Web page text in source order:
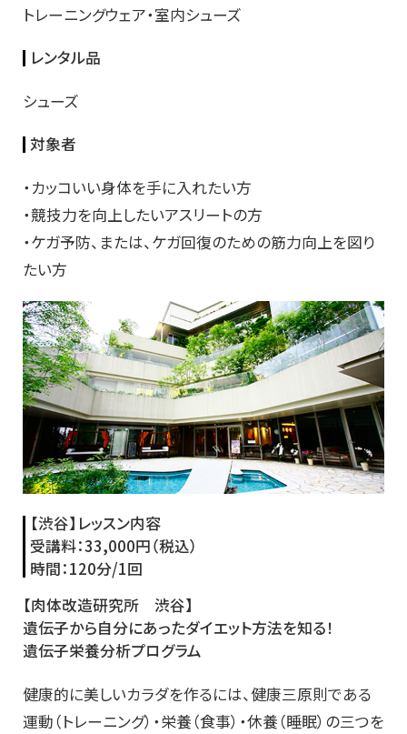
トレーニングウェア・室内シューズ
レンタル品
シューズ
対象者
・カッコいい身体を手に入れたい方
・競技力を向上したいアスリートの方
・ケガ予防、または、ケガ回復のための筋力向上を図り
たい方
【渋谷】レッスン内容
受講料：33,000円（税込）
時間：120分/1回
【肉体改造研究所 渋谷】
遺伝子から自分にあったダイエット方法を知る！
遺伝子栄養分析プログラム
健康的に美しいカラダを作るには、健康三原則である
運動（トレーニング）・栄養（食事）・休養（睡眠）の三つを